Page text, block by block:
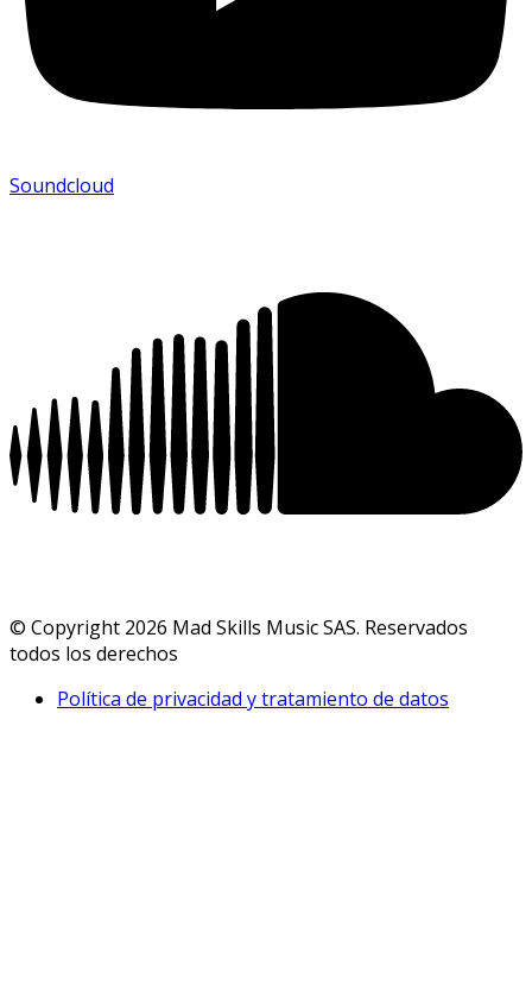
Soundcloud
© Copyright 2026 Mad Skills Music SAS. Reservados
todos los derechos
Política de privacidad y tratamiento de datos